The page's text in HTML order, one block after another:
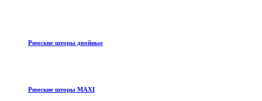
Римские шторы двойные
Римские шторы MAXI